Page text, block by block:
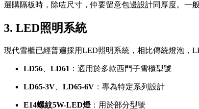
選購隔板時，除咗尺寸，仲要留意包邊設計同厚度。一
3. LED照明系統
現代雪櫃已經普遍採用LED照明系統，相比傳統燈泡，
LD56 LD61 ：適用於多款西門子雪櫃型號
LD65-3V LD65-6V ：專為特定系列設計
E14螺紋5W-LED燈：用於部分型號